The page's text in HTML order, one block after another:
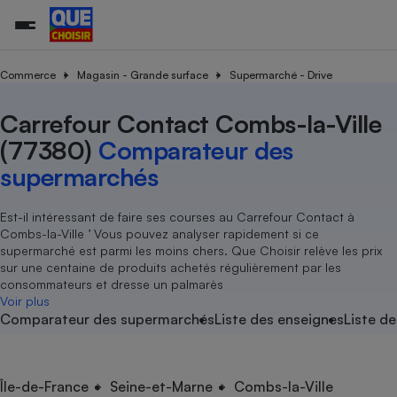
Commerce Magasin - Grande surface Supermarché - Drive
Carrefour Contact Combs-la-Ville
(77380) Comparateur des
supermarchés
Est-il intéressant de faire ses courses au Carrefour Contact à
Combs-la-Ville ’ Vous pouvez analyser rapidement si ce
supermarché est parmi les moins chers. Que Choisir relève les prix
sur une centaine de produits achetés régulièrement par les
consommateurs et dresse un palmarès
Voir plus
Comparateur des supermarchésListe des enseignesListe
Île-de-France Seine-et-Marne Combs-la-Ville
Additifs
Agriculture
Produit alimentaire
Achat - Vente - Location
Carburant
Magasin - Grande surface
Marketing - Fidélisation
Organismes de défense
Système judiciaire
Air
Déchet
Eau
Achat - Vente - Travaux
Location
Sport
Vacances - Tourisme
Démarche administrative
Senior
Service marchand
Train
Transport aérien
Toutes les actualités
Enquêtes
Guides d'achat
Conseils
Brèves
Tous les services
Soumettre un litige
Lettres types
Rencontrer une association locale
Tous nos combats
Nos actions
Nos grandes victoires
Les billets de la présidente
Nos associations locales
Nous rejoindre
En savoir plus sur Que Choisir Ensemble
?
L’association
Nos missions
Notre méthodologie
Notre financement
Nos partenaires
Nous rejoindre